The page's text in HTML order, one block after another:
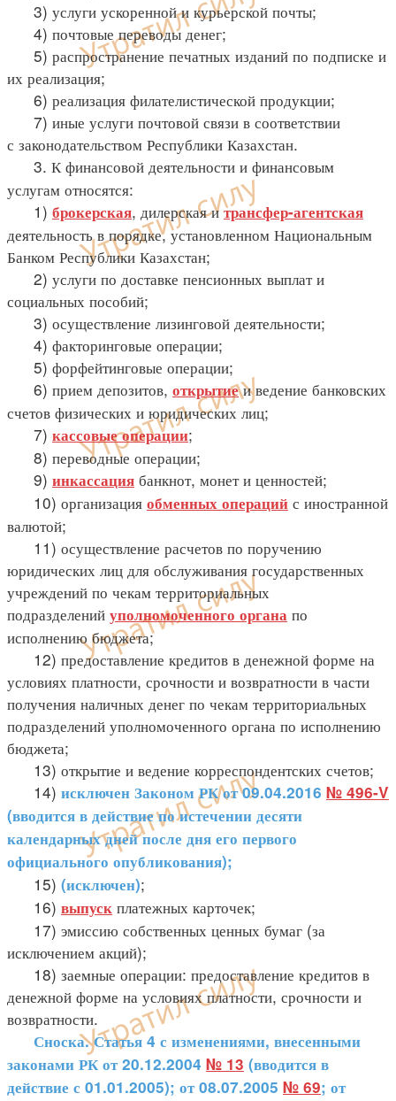
3) услуги ускоренной и курьерской почты;
4) почтовые переводы денег;
5) распространение печатных изданий по подписке и
их реализация;
6) реализация филателистической продукции;
7) иные услуги почтовой связи в соответствии
с законодательством Республики Казахстан.
3. К финансовой деятельности и финансовым
услугам относятся:
1) брокерская, дилерская итрансфер-агентская
деятельность в порядке, установленном Национальным
Банком Республики Казахстан;
2) услуги по доставке пенсионных выплат и
социальных пособий;
3) осуществление лизинговой деятельности;
4) факторинговые операции;
5) форфейтинговые операции;
6) прием депозитов, открытиеи ведение банковских
счетов физических и юридических лиц;
7) кассовые операции;
8) переводные операции;
9) инкассация банкнот, монет и ценностей;
10) организация обменных операций с иностранной
валютой;
11) осуществление расчетов по поручению
юридических лиц для обслуживания государственных
учреждений по чекам территориальных
подразделений уполномоченного органа по
исполнению бюджета;
12) предоставление кредитов в денежной форме на
условиях платности, срочности и возвратности в части
получения наличных денег по чекам территориальных
подразделений уполномоченного органа по исполнению
бюджета;
13) открытие и ведение корреспондентских счетов;
14) исключен Законом РК от 09.04.2016 № 496-V
(вводится в действие по истечении десяти
календарных дней после дня его первого
официального опубликования);
15) (исключен);
16) выпуск платежных карточек;
17) эмиссию собственных ценных бумаг (за
исключением акций);
18) заемные операции: предоставление кредитов в
денежной форме на условиях платности, срочности и
возвратности.
Сноска. Статья 4 с изменениями, внесенными
законами РК от 20.12.2004 № 13 (вводится в
действие с 01.01.2005); от 08.07.2005 № 69; от